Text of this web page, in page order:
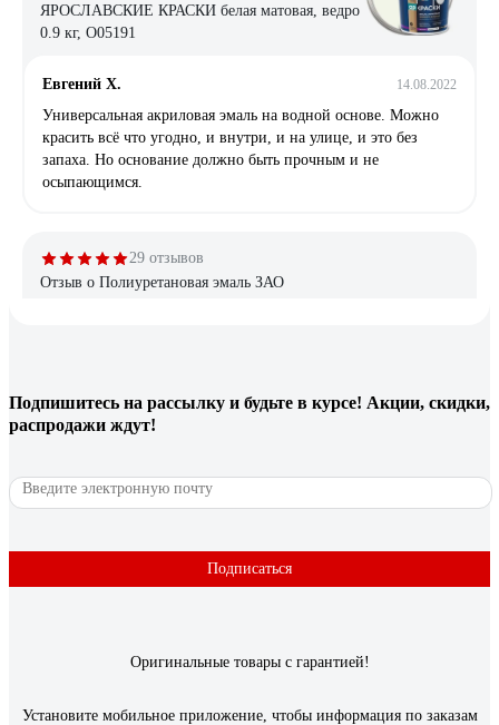
ЯРОСЛАВСКИЕ КРАСКИ белая матовая, ведро
0.9 кг, О05191
Евгений Х. 14.08.2022
Универсальная акриловая эмаль на водной основе. Можно
красить всё что угодно, и внутри, и на улице, и это без
запаха. Но основание должно быть прочным и не
осыпающимся.
29 отзывов
Отзыв о Полиуретановая эмаль ЗАО
За небольшие деньги напоминает эпоксидную краску, только
обращаться с ней проще, сохнет быстрее.
41 отзыв
BW; 0,75 л) 5327289
Подпишитесь на рассылку и будьте в курсе! Акции, скидки,
распродажи ждут!
Подписаться
Оригинальные товары с гарантией!
Установите мобильное приложение, чтобы информация по заказам